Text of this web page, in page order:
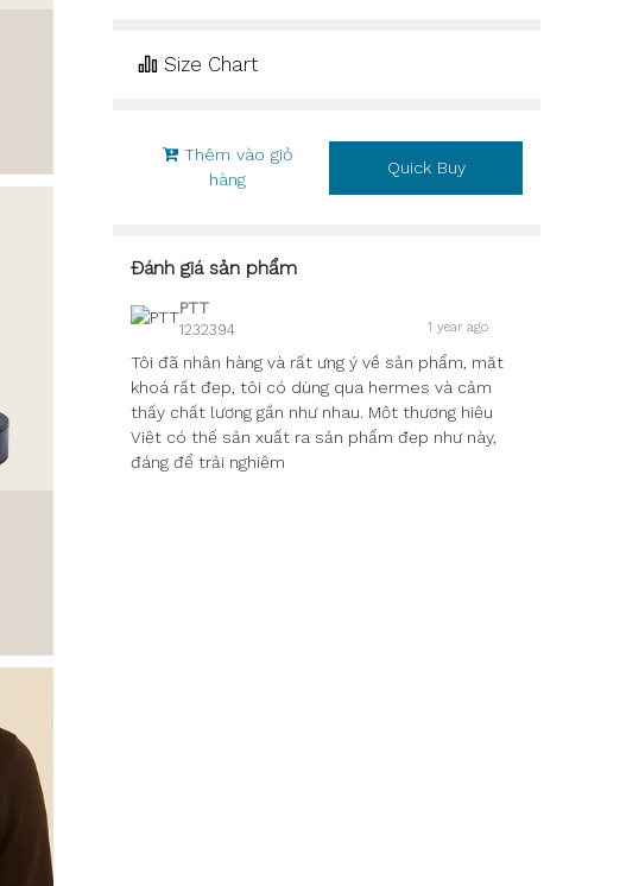
Size Chart
Thêm vào giỏ
hàng
Quick Buy
Đánh giá sản phẩm
PTT
1232394 1 year ago
Tôi đã nhận hàng và rất ưng ý về sản phẩm, mặt
khoá rất đẹp, tôi có dùng qua hermes và cảm
thấy chất lượng gần như nhau. Một thương hiệu
Việt có thế sản xuất ra sản phẩm đẹp như này,
đáng để trải nghiệm